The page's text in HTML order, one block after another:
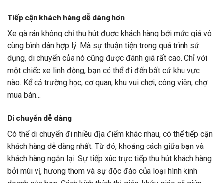
Tiếp cận khách hàng dễ dàng hơn
Xe gà rán không chỉ thu hút được khách hàng bởi mức giá vô
cùng bình dân hợp lý. Mà sự thuận tiện trong quá trình sử
dụng, di chuyển của nó cũng được đánh giá rất cao. Chỉ với
một chiếc xe linh động, bạn có thể đi đến bất cứ khu vực
nào. Kể cả trường học, cơ quan, khu vui chơi, công viên, chợ
mua bán…
Di chuyển dễ dàng
Có thể di chuyển đi nhiều địa điểm khác nhau, có thể tiếp cận
khách hàng dễ dàng nhất. Từ đó, khoảng cách giữa bạn và
khách hàng ngắn lại. Sự tiếp xúc trực tiếp thu hút khách hàng
bởi mùi vị, hương thơm và sự độc đáo của loại hình kinh